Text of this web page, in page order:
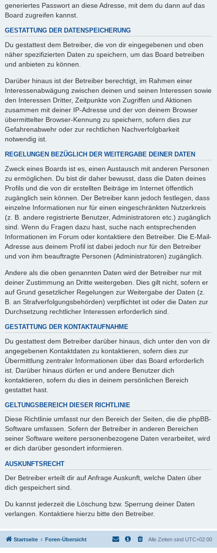
generiertes Passwort an diese Adresse, mit dem du dann auf das
Board zugreifen kannst.
GESTATTUNG DER DATENSPEICHERUNG
Du gestattest dem Betreiber, die von dir eingegebenen und oben
näher spezifizierten Daten zu speichern, um das Board betreiben
und anbieten zu können.
Darüber hinaus ist der Betreiber berechtigt, im Rahmen einer
Interessenabwägung zwischen deinen und seinen Interessen sowie
den Interessen Dritter, Zeitpunkte von Zugriffen und Aktionen
zusammen mit deiner IP-Adresse und der von deinem Browser
übermittelter Browser-Kennung zu speichern, sofern dies zur
Gefahrenabwehr oder zur rechtlichen Nachverfolgbarkeit
notwendig ist.
REGELUNGEN BEZÜGLICH DER WEITERGABE DEINER DATEN
Zweck eines Boards ist es, einen Austausch mit anderen Personen
zu ermöglichen. Du bist dir daher bewusst, dass die Daten deines
Profils und die von dir erstellten Beiträge im Internet öffentlich
zugänglich sein können. Der Betreiber kann jedoch festlegen, dass
einzelne Informationen nur für einen eingeschränkten Nutzerkreis
(z. B. andere registrierte Benutzer, Administratoren etc.) zugänglich
sind. Wenn du Fragen dazu hast, suche nach entsprechenden
Informationen im Forum oder kontaktiere den Betreiber. Die E-Mail-
Adresse aus deinem Profil ist dabei jedoch nur für den Betreiber
und von ihm beauftragte Personen (Administratoren) zugänglich.
Andere als die oben genannten Daten wird der Betreiber nur mit
deiner Zustimmung an Dritte weitergeben. Dies gilt nicht, sofern er
auf Grund gesetzlicher Regelungen zur Weitergabe der Daten (z.
B. an Strafverfolgungsbehörden) verpflichtet ist oder die Daten zur
Durchsetzung rechtlicher Interessen erforderlich sind.
GESTATTUNG DER KONTAKTAUFNAHME
Du gestattest dem Betreiber darüber hinaus, dich unter den von dir
angegebenen Kontaktdaten zu kontaktieren, sofern dies zur
Übermittlung zentraler Informationen über das Board erforderlich
ist. Darüber hinaus dürfen er und andere Benutzer dich
kontaktieren, sofern du dies in deinem persönlichen Bereich
gestattet hast.
GELTUNGSBEREICH DIESER RICHTLINIE
Diese Richtlinie umfasst nur den Bereich der Seiten, die die phpBB-
Software umfassen. Sofern der Betreiber in anderen Bereichen
seiner Software weitere personenbezogene Daten verarbeitet, wird
er dich darüber gesondert informieren.
AUSKUNFTSRECHT
Der Betreiber erteilt dir auf Anfrage Auskunft, welche Daten über
dich gespeichert sind.
Du kannst jederzeit die Löschung bzw. Sperrung deiner Daten
verlangen. Kontaktiere hierzu bitte den Betreiber.
Startseite Foren-Übersicht Alle Zeiten sind UTC+02:00